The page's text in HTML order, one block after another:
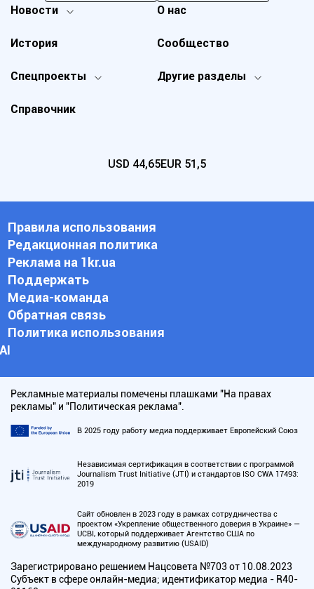
Новости
Спецпроекты Другие разделы
История
О нас
Справочник
Сообщество
USD 44,65EUR 51,5
Правила использования
Редакционная политика
Реклама на 1kr.ua
Поддержать
Медиа-команда
Обратная связь
Политика использования
АI
Рекламные материалы помечены плашками "На правах
рекламы" и "Политическая реклама".
В 2025 году работу медиа поддерживает Европейский Союз
Независимая сертификация в соответствии с программой
Journalism Trust Initiative (JTI) и стандартов ISO CWA 17493:
2019
Сайт обновлен в 2023 году в рамках сотрудничества с
проектом «Укрепление общественного доверия в Украине» —
UCBI, который поддерживает Агентство США по
международному развитию (USAID)
Зарегистрировано решением Нацсовета №703 от 10.08.2023
Субъект в сфере онлайн-медиа; идентификатор медиа - R40-